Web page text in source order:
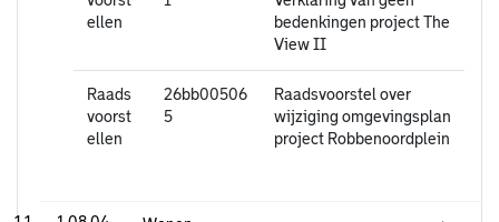
ellen
bedenkingen project The
View II
Raads
voorst
ellen
26bb00506
5
Raadsvoorstel over
wijziging omgevingsplan
project Robbenoordplein